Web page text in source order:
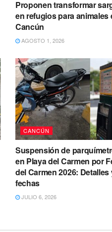
Proponen transformar
en refugios para animales
Cancún
AGOSTO 1, 2026
CANCÚN
Suspensión de
en Playa del Carmen por
del Carmen 2026: Detalles
fechas
JULIO 6, 2026